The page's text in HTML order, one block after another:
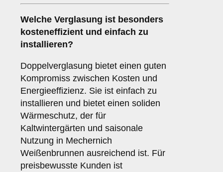
Welche Verglasung ist besonders
kosteneffizient und einfach zu
installieren?
Doppelverglasung bietet einen guten
Kompromiss zwischen Kosten und
Energieeffizienz. Sie ist einfach zu
installieren und bietet einen soliden
Wärmeschutz, der für
Kaltwintergärten und saisonale
Nutzung in Mechernich
Weißenbrunnen ausreichend ist. Für
preisbewusste Kunden ist